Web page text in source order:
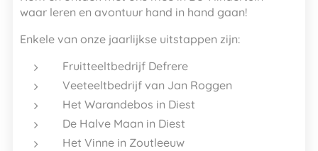
waar leren en avontuur hand in hand gaan!
Enkele van onze jaarlijkse uitstappen zijn:
Fruitteeltbedrijf Defrere
Veeteeltbedrijf van Jan Roggen
Het Warandebos in Diest
De Halve Maan in Diest
Het Vinne in Zoutleeuw